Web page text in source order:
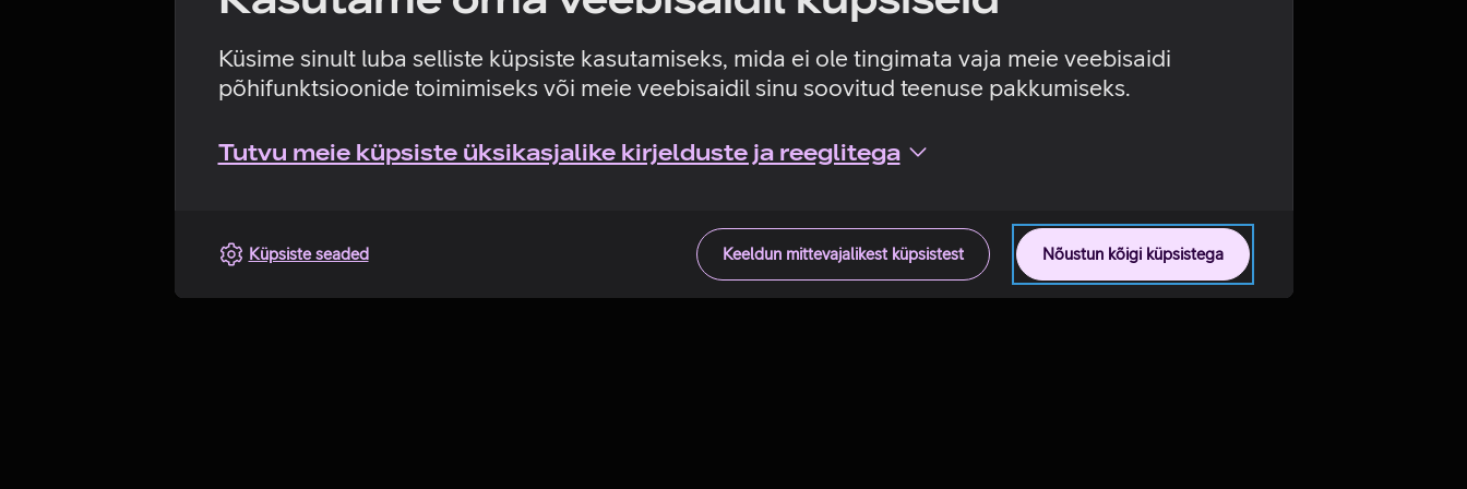
Küsime sinult luba selliste küpsiste kasutamiseks, mida ei ole tingimata vaja meie veebisaidi
põhifunktsioonide toimimiseks või meie veebisaidil sinu soovitud teenuse pakkumiseks.
Tutvu meie küpsiste üksikasjalike kirjelduste ja reeglitega
Nõustun kõigi küpsistega
Keeldun mittevajalikest küpsistest
Küpsiste seaded